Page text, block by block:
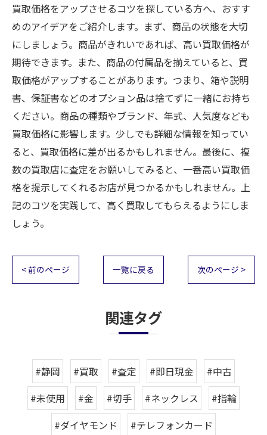
買取価格をアップさせるコツを探している方へ、おすす
めのアイデアをご紹介します。まず、商品の状態を大切
にしましょう。商品がきれいであれば、高い買取価格が
期待できます。また、商品の付属品を揃えていると、買
取価格がアップすることがあります。つまり、箱や説明
書、保証書などのオプション品は捨てずに一緒にお持ち
ください。商品の種類やブランド、年式、人気度なども
買取価格に影響します。少しでも詳細な情報を知ってい
ると、買取価格に差が出るかもしれません。最後に、複
数の買取店に査定をお願いしてみると、一番高い買取価
格を提示してくれるお店が見つかるかもしれません。上
記のコツを実践して、高く買取してもらえるようにしま
しょう。
< 前のページ 一覧に戻る 次のページ >
関連タグ
#静岡 #買取 #査定 #即日現金
#中古
#未使用
#金 #切手 #ネックレス
#指輪
#ダイヤモンド
#テレフォンカード